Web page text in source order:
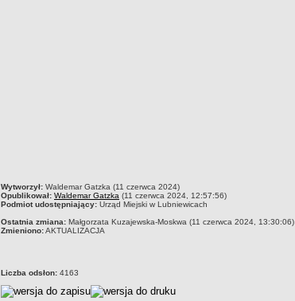
metryczka
Wytworzył: Waldemar Gatzka (11 czerwca 2024)
Opublikował: Waldemar Gatzka (11 czerwca 2024, 12:57:56)
Podmiot udostępniający: Urząd Miejski w Lubniewicach
Ostatnia zmiana: Małgorzata Kuzajewska-Moskwa (11 czerwca 2024, 13:30:06)
Zmieniono:AKTUALIZACJA
Liczba odsłon: 4163